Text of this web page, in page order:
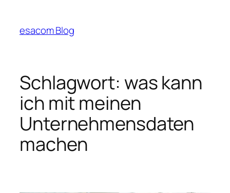
springen
esacom Blog
Schlagwort: was kann
ich mit meinen
Unternehmensdaten
machen